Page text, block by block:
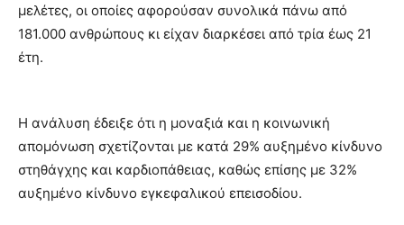
μελέτες, οι οποίες αφορούσαν συνολικά πάνω από
181.000 ανθρώπους κι είχαν διαρκέσει από τρία έως 21
έτη.
Η ανάλυση έδειξε ότι η μοναξιά και η κοινωνική
απομόνωση σχετίζονται με κατά 29% αυξημένο κίνδυνο
στηθάγχης και καρδιοπάθειας, καθώς επίσης με 32%
αυξημένο κίνδυνο εγκεφαλικού επεισοδίου.